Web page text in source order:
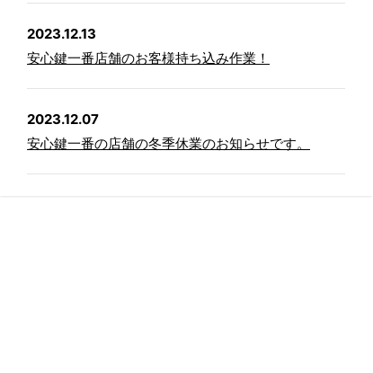
2023.12.13
安心鍵一番店舗のお客様持ち込み作業！
2023.12.07
安心鍵一番の店舗の冬季休業のお知らせです。